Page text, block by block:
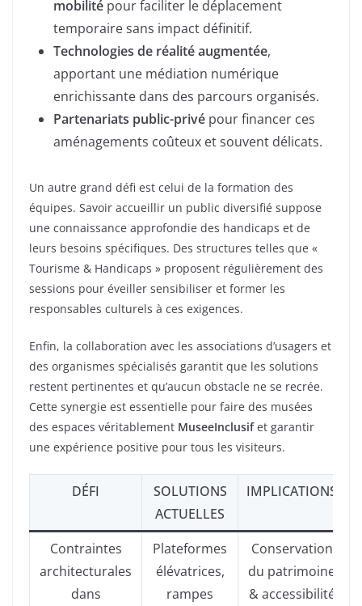
mobilité pour faciliter le déplacement
temporaire sans impact définitif.
Technologies de réalité augmentée,
apportant une médiation numérique
enrichissante dans des parcours organisés.
Partenariats public-privé pour financer ces
aménagements coûteux et souvent délicats.
Un autre grand défi est celui de la formation des
équipes. Savoir accueillir un public diversifié suppose
une connaissance approfondie des handicaps et de
leurs besoins spécifiques. Des structures telles que «
Tourisme & Handicaps » proposent régulièrement des
sessions pour éveiller sensibiliser et former les
responsables culturels à ces exigences.
Enfin, la collaboration avec les associations d’usagers et
des organismes spécialisés garantit que les solutions
restent pertinentes et qu’aucun obstacle ne se recrée.
Cette synergie est essentielle pour faire des musées
des espaces véritablement MuseeInclusifet garantir
une expérience positive pour tous les visiteurs.
DÉFI
SOLUTIONS
ACTUELLES
IMPLICATIONS
Contraintes
architecturales
dans
Plateformes
élévatrices,
rampes
Conservation
du patrimoine
& accessibilité